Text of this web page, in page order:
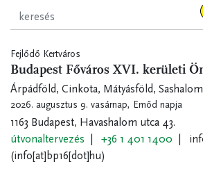
Fejlődő Kertváros
Budapest Főváros XVI. kerületi
Árpádföld, Cinkota, Mátyásföld,
2026. augusztus 9. vasárnap, Emőd napja
1163 Budapest, Havashalom utca 43.
útvonaltervezés
+36 1 401 1400
(info[at]bp16[dot]hu)